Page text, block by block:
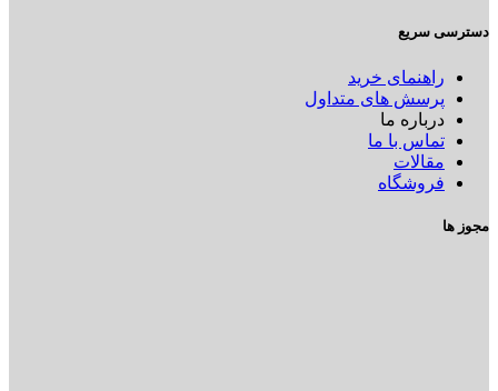
دسترسی سریع
راهنمای خرید
پرسش های متداول
درباره ما
تماس با ما
مقالات
فروشگاه
مجوز ها